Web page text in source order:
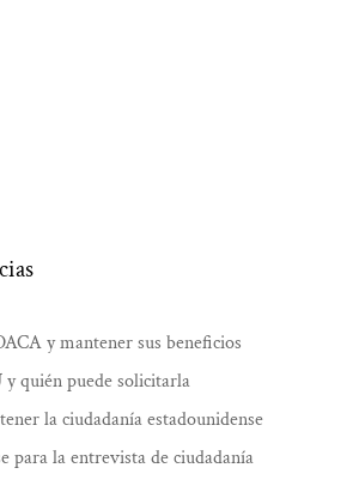
y mantener sus beneficios
y quién puede solicitarla
la ciudadanía estadounidense
para la entrevista de ciudadanía